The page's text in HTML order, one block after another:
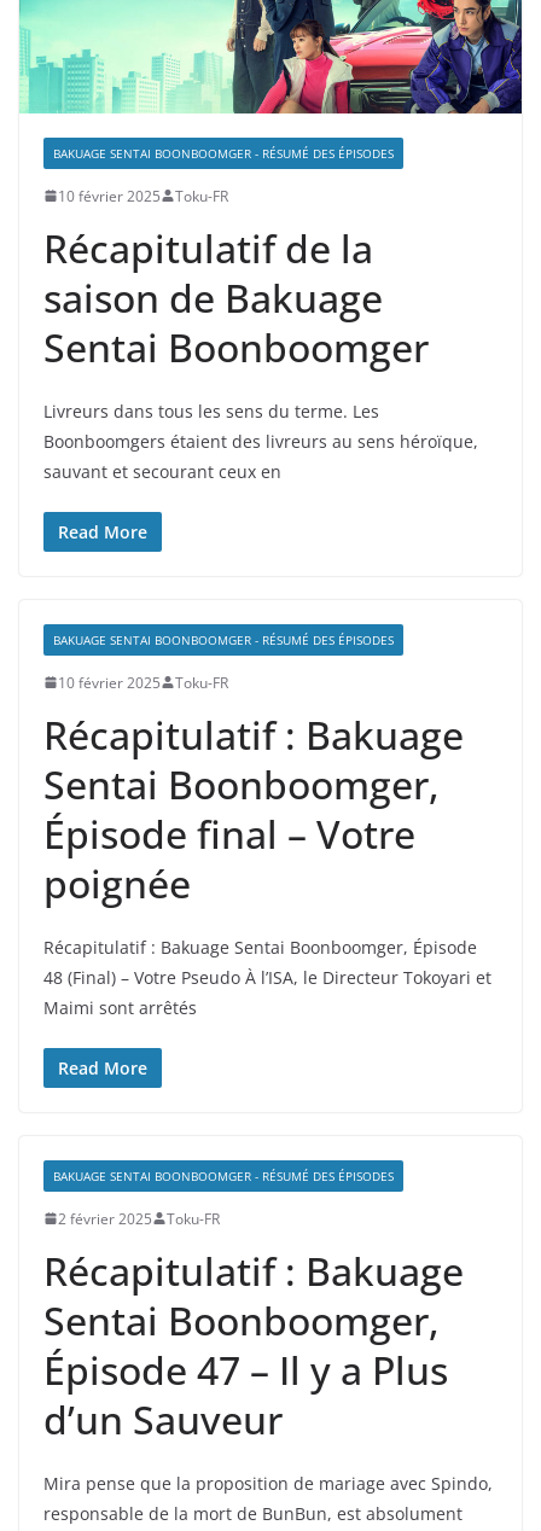
BAKUAGE SENTAI BOONBOOMGER - RÉSUMÉ DES ÉPISODES
10 février 2025 Toku-FR
Récapitulatif de la
saison de Bakuage
Sentai Boonboomger
Livreurs dans tous les sens du terme. Les
Boonboomgers étaient des livreurs au sens héroïque,
sauvant et secourant ceux en
Read More
BAKUAGE SENTAI BOONBOOMGER - RÉSUMÉ DES ÉPISODES
10 février 2025 Toku-FR
Récapitulatif : Bakuage
Sentai Boonboomger,
Épisode final – Votre
poignée
Récapitulatif : Bakuage Sentai Boonboomger, Épisode
48 (Final) – Votre Pseudo À l’ISA, le Directeur Tokoyari et
Maimi sont arrêtés
Read More
BAKUAGE SENTAI BOONBOOMGER - RÉSUMÉ DES ÉPISODES
2 février 2025 Toku-FR
Récapitulatif : Bakuage
Sentai Boonboomger,
Épisode 47 – Il y a Plus
d’un Sauveur
Mira pense que la proposition de mariage avec Spindo,
responsable de la mort de BunBun, est absolument